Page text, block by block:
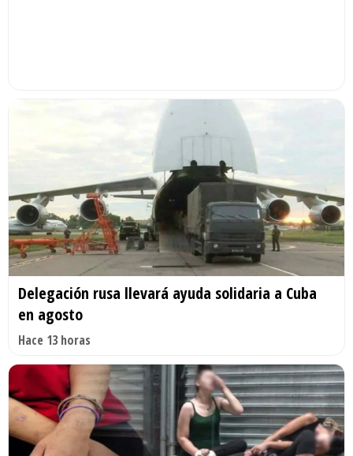
Delegación rusa llevará ayuda solidaria a Cuba
en agosto
Hace 13 horas